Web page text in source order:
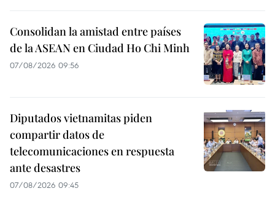
Consolidan la amistad entre países
de la ASEAN en Ciudad Ho Chi Minh
07/08/2026 09:56
Diputados vietnamitas piden
compartir datos de
telecomunicaciones en respuesta
ante desastres
07/08/2026 09:45